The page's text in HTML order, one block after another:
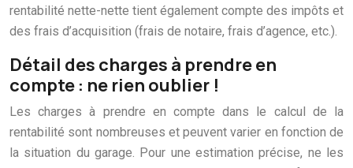
rentabilité nette-nette tient également compte des impôts et
des frais d’acquisition (frais de notaire, frais d’agence, etc.).
Détail des charges à prendre en
compte : ne rien oublier !
Les charges à prendre en compte dans le calcul de la
rentabilité sont nombreuses et peuvent varier en fonction de
la situation du garage. Pour une estimation précise, ne les